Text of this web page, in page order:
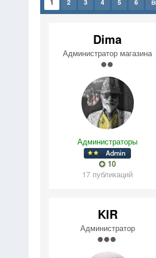
1 2 3 4 5 6
Dima
Администратор магазина
Администраторы
10
17 публикаций
KIR
Администратор